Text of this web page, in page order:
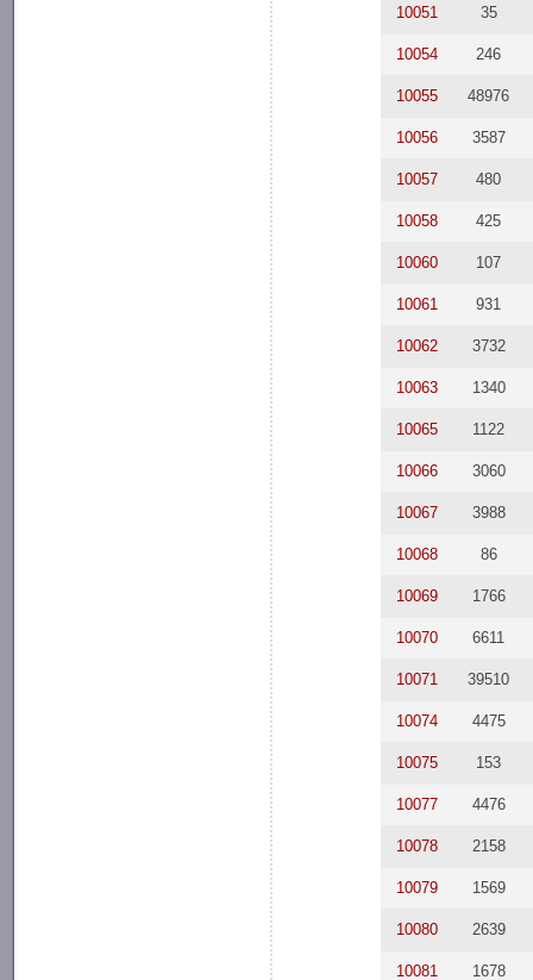
10051 35
10054 246
10055 48976
10056 3587
10057 480
10058 425
10060 107
10061 931
10062 3732
10063 1340
10065 1122
10066 3060
10067 3988
10068 86
10069 1766
10070 6611
10071 39510
10074 4475
10075 153
10077 4476
10078 2158
10079 1569
10080 2639
10081 1678